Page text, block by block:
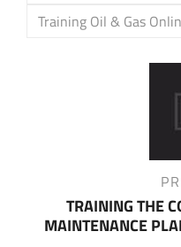
Training Oil & Gas
TRAINING THE
MAINTENANCE